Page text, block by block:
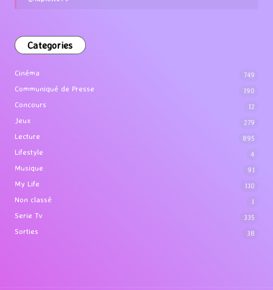
Categories
Cinéma 749
Communiqué de Presse 190
Concours 12
Jeux 279
Lecture 895
Lifestyle 4
Musique 91
My Life 110
Non classé 1
Serie Tv 335
Sorties 38